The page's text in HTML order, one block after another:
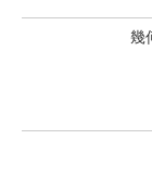
幾